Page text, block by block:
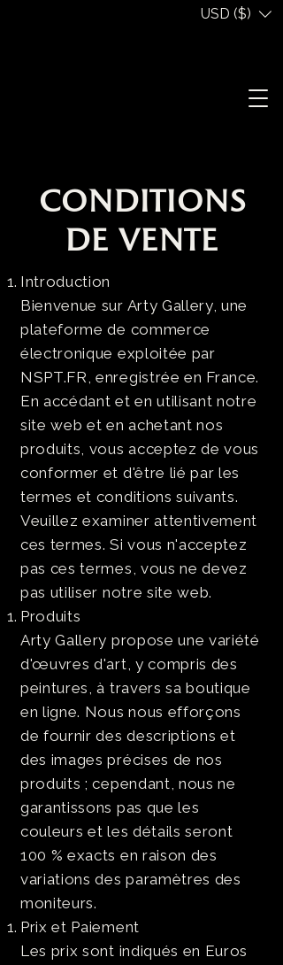
USD ($)
Conditions
de Vente
Introduction
Bienvenue sur Arty Gallery, une
plateforme de commerce
électronique exploitée par
NSPT.FR, enregistrée en France.
En accédant et en utilisant notre
site web et en achetant nos
produits, vous acceptez de vous
conformer et d'être lié par les
termes et conditions suivants.
Veuillez examiner attentivement
ces termes. Si vous n'acceptez
pas ces termes, vous ne devez
pas utiliser notre site web.
Produits
Arty Gallery propose une variété
d'œuvres d'art, y compris des
peintures, à travers sa boutique
en ligne. Nous nous efforçons
de fournir des descriptions et
des images précises de nos
produits ; cependant, nous ne
garantissons pas que les
couleurs et les détails seront
100 % exacts en raison des
variations des paramètres des
moniteurs.
Prix et Paiement
Les prix sont indiqués en Euros